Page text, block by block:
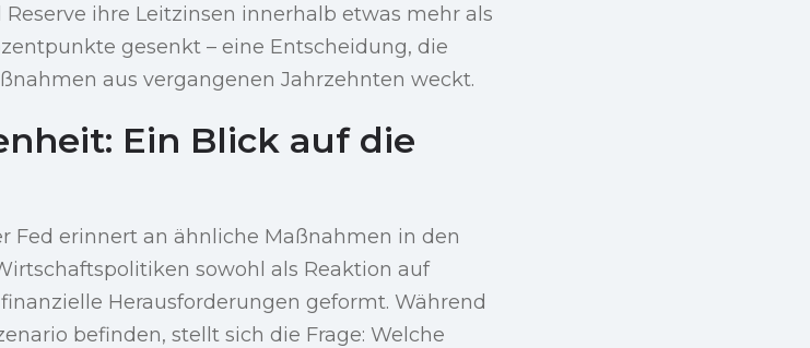
ihre Leitzinsen innerhalb etwas mehr als
gesenkt – eine Entscheidung, die
aus vergangenen Jahrzehnten weckt.
Ein Blick auf die
Fed erinnert an ähnliche Maßnahmen in den
sowohl als Reaktion auf
Herausforderungen geformt. Während
befinden, stellt sich die Frage: Welche